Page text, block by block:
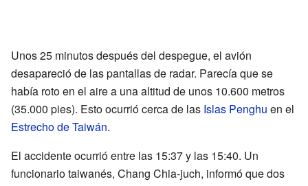
Unos 25 minutos después del despegue, el avión
desapareció de las pantallas de radar. Parecía que se
había roto en el aire a una altitud de unos 10.600 metros
(35.000 pies). Esto ocurrió cerca de las Islas Penghu en el
Estrecho de Taiwán.
El accidente ocurrió entre las 15:37 y las 15:40. Un
funcionario taiwanés, Chang Chia-juch, informó que dos